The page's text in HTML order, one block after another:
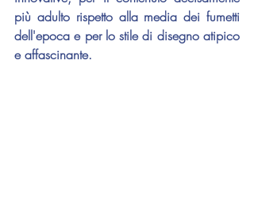
più adulto rispetto alla media dei fumetti
dell'epoca e per lo stile di disegno atipico
e affascinante.